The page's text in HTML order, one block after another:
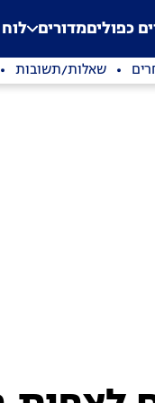
Application error: a
. כפוליםמדורים
שאלות/תשובות